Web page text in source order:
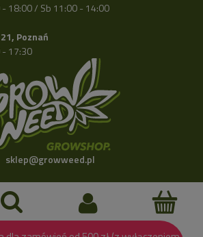
18:00 / Sb 11:00 - 14:00
Poznań
- 17:30
sklep@growweed.pl